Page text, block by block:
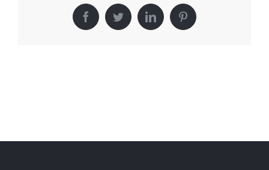
FacebookTwitterLinkedInPinterest